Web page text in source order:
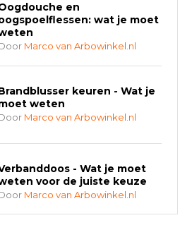
en
wat je moet
Marco van Arbowinkel.nl
keuren - Wat je
weten
Marco van Arbowinkel.nl
- Wat je moet
voor de juiste keuze
Marco van Arbowinkel.nl